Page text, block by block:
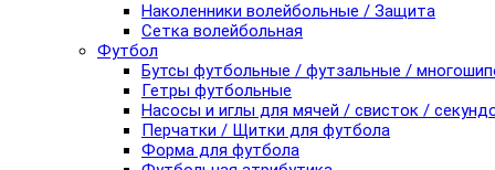
Наколенники волейбольные / Защита
Сетка волейбольная
Футбол
Бутсы футбольные / футзальные /
Гетры футбольные
Насосы и иглы для мячей / свисток /
Перчатки / Щитки для футбола
Форма для футбола